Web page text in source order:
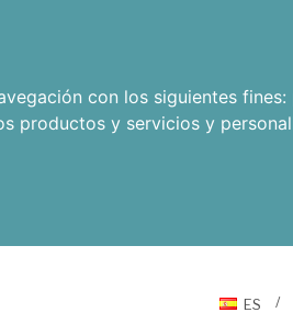
con los siguientes fines:
productos y servicios y
ES